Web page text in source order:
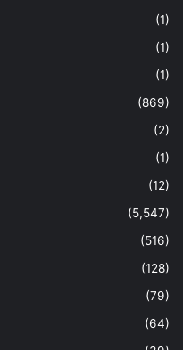
(1)
(1)
(1)
(869)
(2)
(1)
(12)
(5,547)
(516)
(128)
(79)
(64)